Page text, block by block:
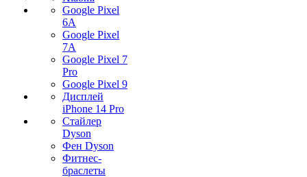
Google Pixel
6A
Google Pixel
7А
Google Pixel 7
Pro
Google Pixel 9
Дисплей
iPhone 14 Pro
Стайлер
Dyson
Фен Dyson
Фитнес-
браслеты